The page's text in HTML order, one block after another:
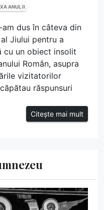
ANUL II
dus în câteva din
Jiului pentru a
cu un obiect insolit
Român, asupra
vizitatorilor
răspunsuri
Citește mai mult